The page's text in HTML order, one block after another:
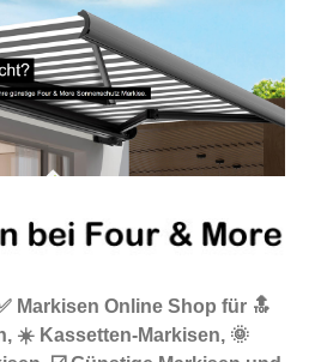
Markisen Online Shop für 🔝
☀️ Kassetten-Markisen, 🌞